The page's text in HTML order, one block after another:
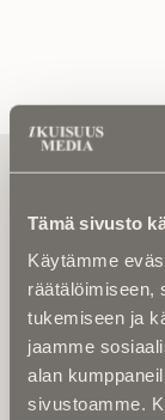
Tämä sivusto
Käytämme
räätälöimiseen,
tukemiseen ja
jaamme
alan
sivustoamme.
Tilaa
Kirjoita alle
kuukaudessa
etteivät
Uutiskirje on
Kirjoita tähän